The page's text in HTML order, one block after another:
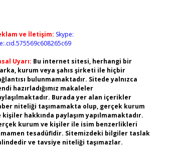
ve İletişim: Skype:
Uyarı: Bu internet sitesi, herhangi bir
kurum veya şahıs şirketi ile hiçbir
bulunmamaktadır. Sitede yalnızca
hazırladığımız makaleler
Burada yer alan içerikler
niteliği taşımamakta olup, gerçek kurum
kişiler hakkında paylaşım yapılmamaktadır.
kurum ve kişiler ile isim benzerlikleri
tesadüfidir. Sitemizdeki bilgiler taslak
ve tavsiye niteliği taşımazlar.